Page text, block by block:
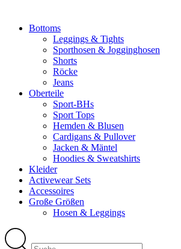
Bottoms
Leggings & Tights
Sporthosen & Jogginghosen
Shorts
Röcke
Jeans
Oberteile
Sport-BHs
Sport Tops
Hemden & Blusen
Cardigans & Pullover
Jacken & Mäntel
Hoodies & Sweatshirts
Kleider
Activewear Sets
Accessoires
Große Größen
Hosen & Leggings